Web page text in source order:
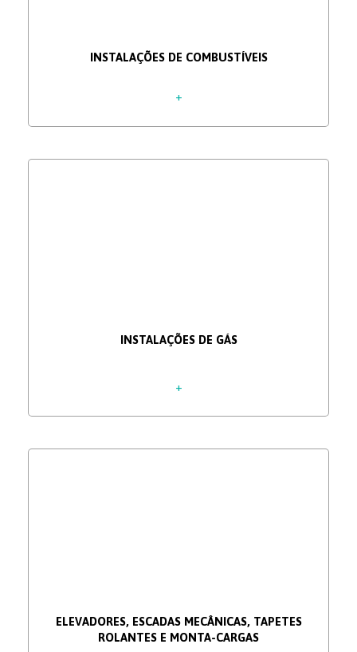
INSTALAÇÕES DE COMBUSTÍVEIS
+
INSTALAÇÕES DE GÁS
+
ELEVADORES, ESCADAS MECÂNICAS, TAPETES
ROLANTES E MONTA-CARGAS